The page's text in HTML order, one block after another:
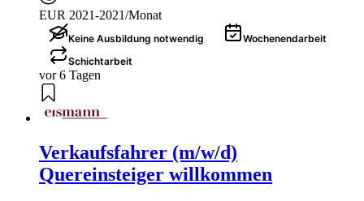
EUR 2021-2021/Monat
Keine Ausbildung notwendig
Wochenendarbeit
Schichtarbeit
vor 6 Tagen
Verkaufsfahrer (m/w/d)
Quereinsteiger willkommen